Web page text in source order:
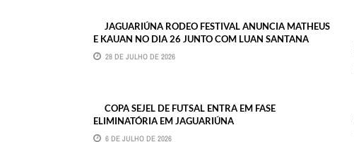
JAGUARIÚNA RODEO FESTIVAL ANUNCIA MATHEUS
E KAUAN NO DIA 26 JUNTO COM LUAN SANTANA
28 DE JULHO DE 2026
COPA SEJEL DE FUTSAL ENTRA EM FASE
ELIMINATÓRIA EM JAGUARIÚNA
6 DE JULHO DE 2026